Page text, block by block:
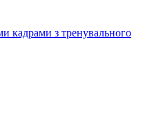
кадрами з тренувального